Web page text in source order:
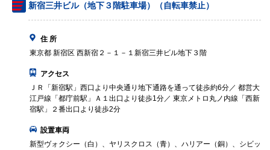
新宿三井ビル（地下３階駐車場）（自転車禁止）
住 所
東京都 新宿区 西新宿２－１－１新宿三井ビル地下３階
アクセス
ＪＲ「新宿駅」西口より中央通り地下通路を通って徒歩約6分／ 都営大
江戸線「都庁前駅」Ａ１出口より徒歩1分／ 東京メトロ丸ノ内線「西新
宿駅」２番出口より徒歩2分
設置車両
新型ヴォクシー（白）、ヤリスクロス（青）、ハリアー（銅）、シビッ